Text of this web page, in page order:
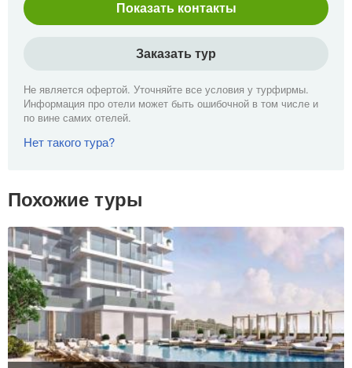
Показать контакты
Заказать тур
Не является офертой. Уточняйте все условия у турфирмы.
Информация про отели может быть ошибочной в том числе и
по вине самих отелей.
Нет такого тура?
Похожие туры